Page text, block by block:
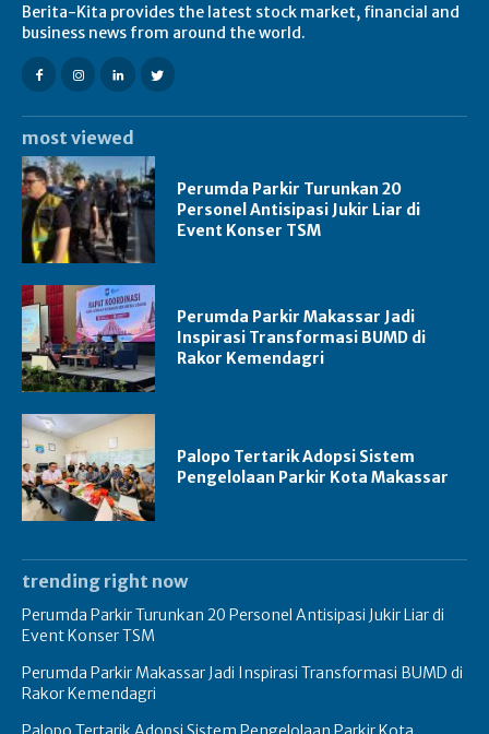
Berita-Kita provides the latest stock market, financial and
business news from around the world.
most viewed
Perumda Parkir Turunkan 20
Personel Antisipasi Jukir Liar di
Event Konser TSM
Perumda Parkir Makassar Jadi
Inspirasi Transformasi BUMD di
Rakor Kemendagri
Palopo Tertarik Adopsi Sistem
Pengelolaan Parkir Kota Makassar
trending right now
Perumda Parkir Turunkan 20 Personel Antisipasi Jukir Liar di
Event Konser TSM
Perumda Parkir Makassar Jadi Inspirasi Transformasi BUMD di
Rakor Kemendagri